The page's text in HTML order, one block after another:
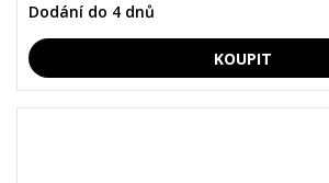
Dodání do 4 dnů